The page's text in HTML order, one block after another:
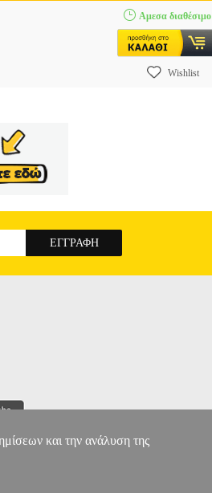
Αμεσα διαθέσιμο
Wishlist
και την ανάλυση της